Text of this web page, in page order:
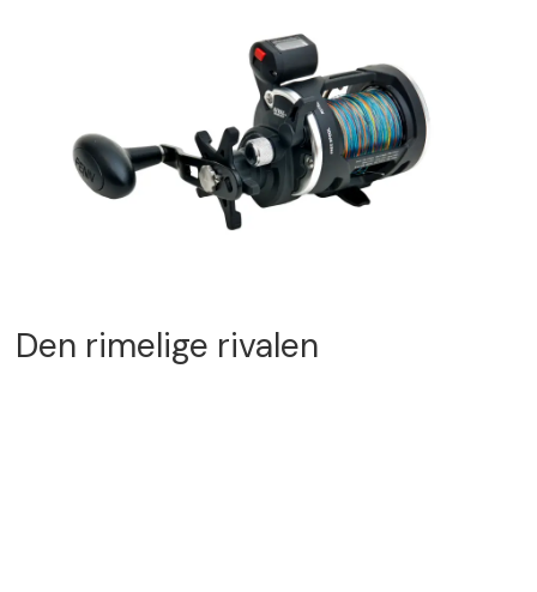
Den rimelige rivalen